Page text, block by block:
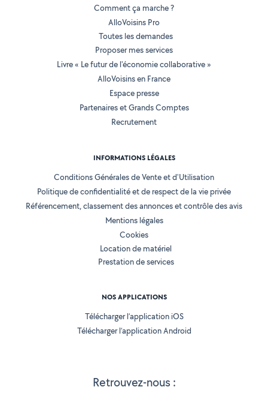
Retrouvez-nous :
Comment ça marche ?
AlloVoisins Pro
Toutes les demandes
Proposer mes services
Livre « Le futur de l'économie collaborative »
AlloVoisins en France
Espace presse
Partenaires et Grands Comptes
Recrutement
INFORMATIONS LÉGALES
Conditions Générales de Vente et d'Utilisation
Politique de confidentialité et de respect de la vie privée
Référencement, classement des annonces et contrôle des avis
Mentions légales
Cookies
Location de matériel
Prestation de services
NOS APPLICATIONS
Télécharger l’application iOS
Télécharger l’application Android